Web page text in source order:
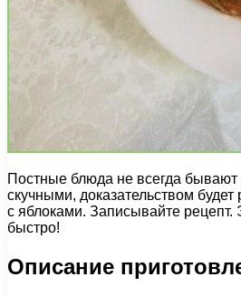
Постные блюда не всегда
скучными, доказательством
с яблоками. Записывайте рецепт.
быстро!
Описание